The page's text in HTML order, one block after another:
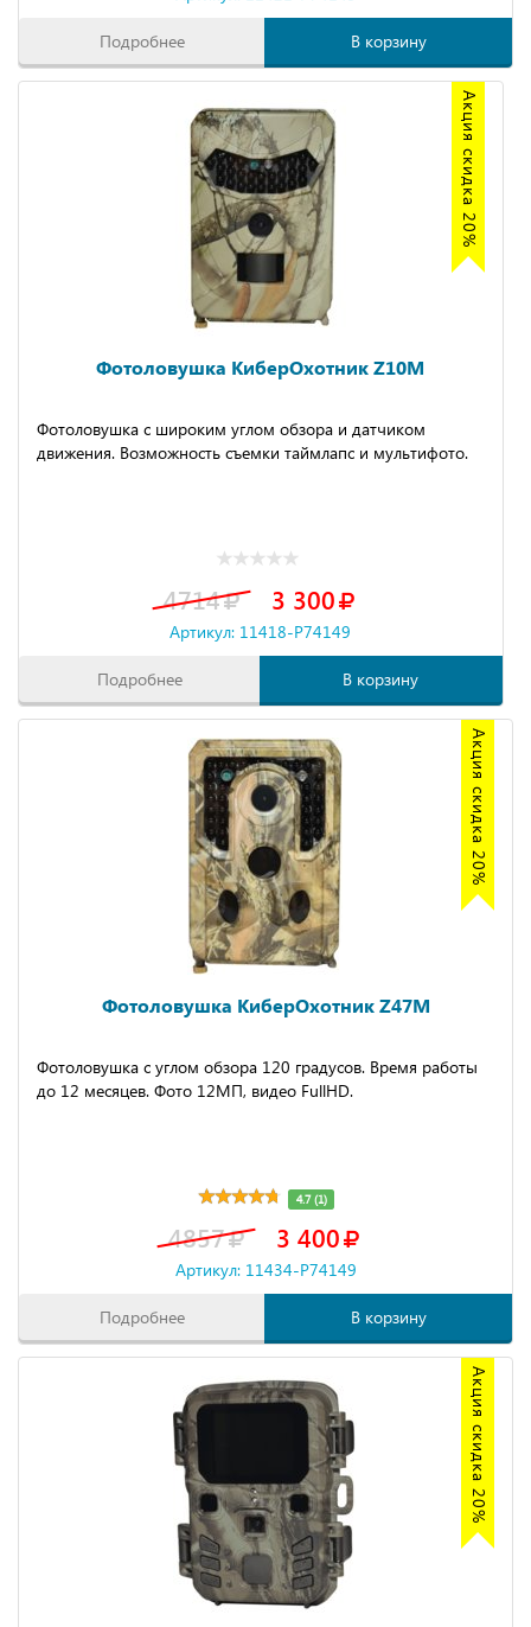
Подробнее В корзину
Акция скидка 20%
Фотоловушка КиберОхотник Z10M
Фотоловушка с широким углом обзора и датчиком
движения. Возможность съемки таймлапс и мультифото.
4714 3 300
Артикул: 11418-P74149
Подробнее В корзину
Акция скидка 20%
Фотоловушка КиберОхотник Z47M
Фотоловушка с углом обзора 120 градусов. Время работы
до 12 месяцев. Фото 12МП, видео FullHD.
4.7 (1)
4857 3 400
Артикул: 11434-P74149
Подробнее В корзину
Акция скидка 20%